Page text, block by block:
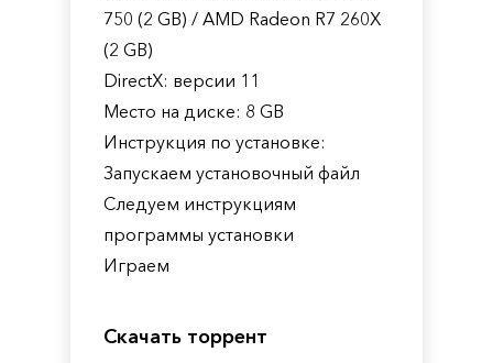
750 (2 GB) / AMD Radeon R7 260X
(2 GB)
DirectX: версии 11
Место на диске: 8 GB
Инструкция по установке:
Запускаем установочный файл
Следуем инструкциям
программы установки
Играем
Скачать торрент